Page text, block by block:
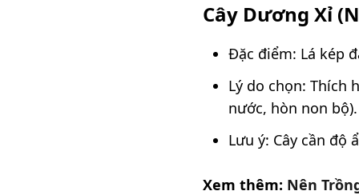
Cây Dương Xỉ
Đặc điểm: Lá kép
Lý do chọn: Thích
nước, hòn non
Lưu ý: Cây cần độ
Xem thêm: Nên